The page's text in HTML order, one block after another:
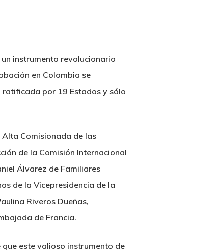
instrumento revolucionario
en Colombia se
ratificada por 19 Estados y sólo
Comisionada de las
de la Comisión Internacional
Álvarez de Familiares
de la Vicepresidencia de la
Riveros Dueñas,
de Francia.
este valioso instrumento de